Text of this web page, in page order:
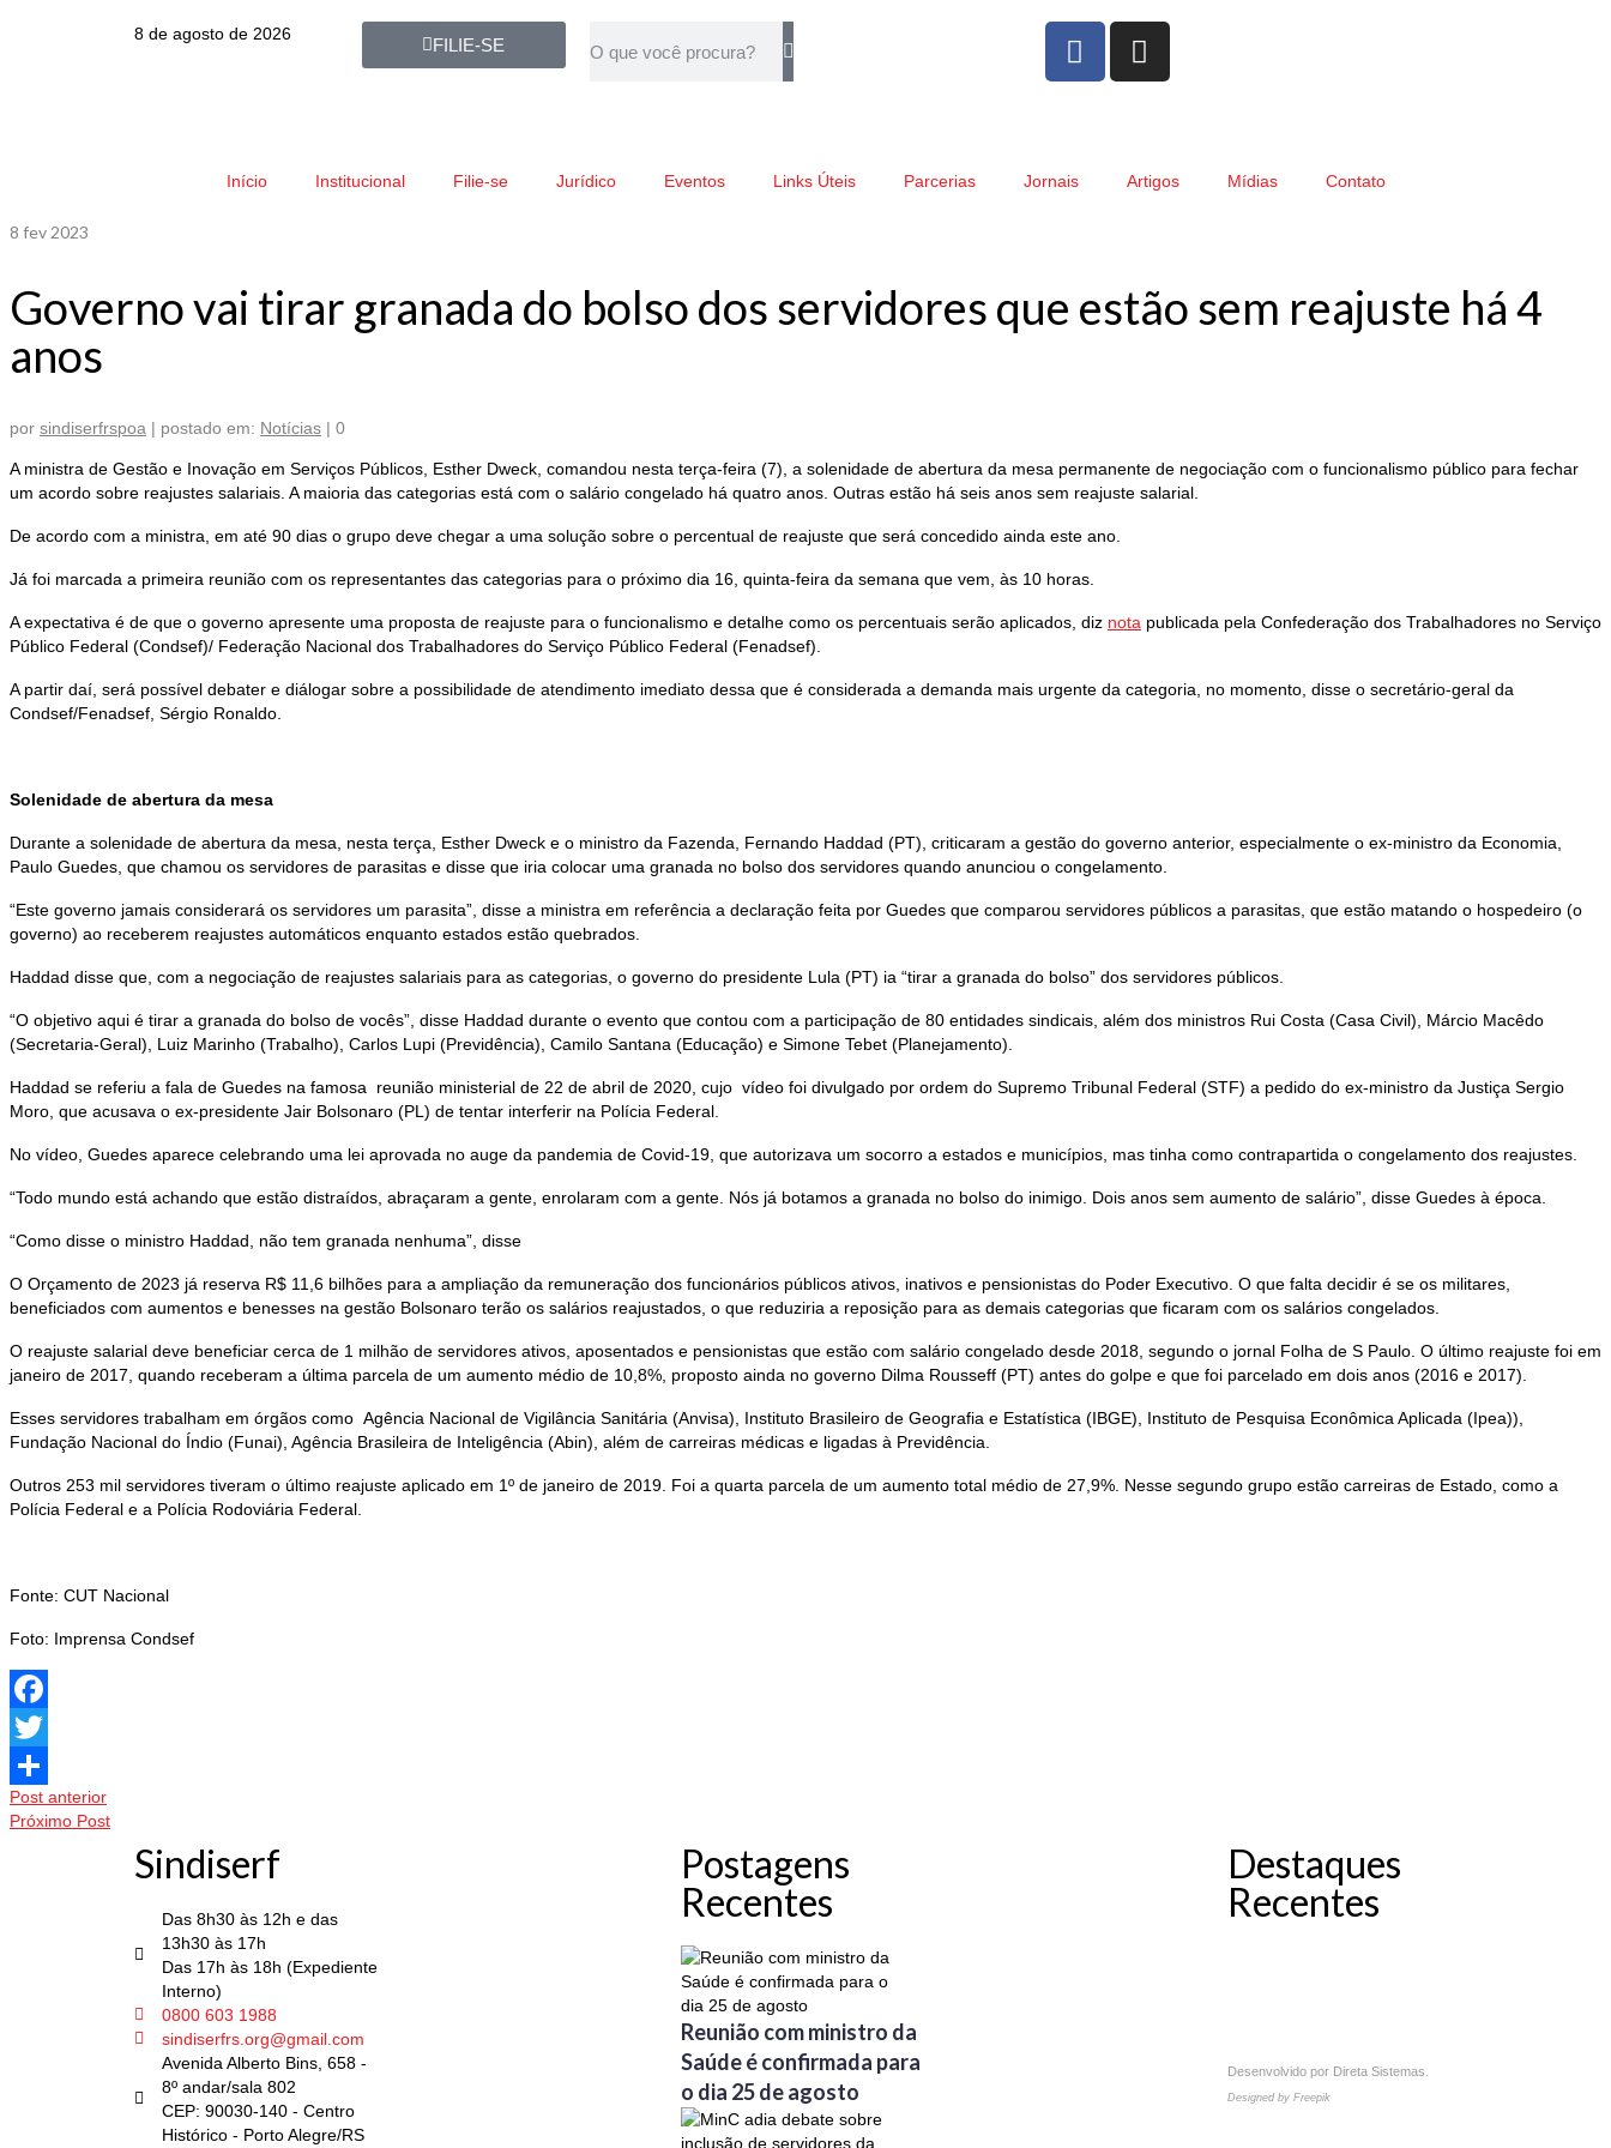
8 de agosto de 2026
FILIE-SE
Início Institucional Filie-se Jurídico Eventos Links Úteis Parcerias Jornais Artigos Mídias Contato
8 fev 2023
Governo vai tirar granada do bolso dos servidores que estão sem reajuste há 4
anos
por sindiserfrspoa | postado em: Notícias | 0
A ministra de Gestão e Inovação em Serviços Públicos, Esther Dweck, comandou nesta terça-feira (7), a solenidade de abertura da mesa permanente de negociação com o funcionalismo público para fechar
um acordo sobre reajustes salariais. A maioria das categorias está com o salário congelado há quatro anos. Outras estão há seis anos sem reajuste salarial.
De acordo com a ministra, em até 90 dias o grupo deve chegar a uma solução sobre o percentual de reajuste que será concedido ainda este ano.
Já foi marcada a primeira reunião com os representantes das categorias para o próximo dia 16, quinta-feira da semana que vem, às 10 horas.
A expectativa é de que o governo apresente uma proposta de reajuste para o funcionalismo e detalhe como os percentuais serão aplicados, diz nota publicada pela Confederação dos Trabalhadores no Serviço
Público Federal (Condsef)/ Federação Nacional dos Trabalhadores do Serviço Público Federal (Fenadsef).
A partir daí, será possível debater e diálogar sobre a possibilidade de atendimento imediato dessa que é considerada a demanda mais urgente da categoria, no momento, disse o secretário-geral da
Condsef/Fenadsef, Sérgio Ronaldo.
Solenidade de abertura da mesa
Durante a solenidade de abertura da mesa, nesta terça, Esther Dweck e o ministro da Fazenda, Fernando Haddad (PT), criticaram a gestão do governo anterior, especialmente o ex-ministro da Economia,
Paulo Guedes, que chamou os servidores de parasitas e disse que iria colocar uma granada no bolso dos servidores quando anunciou o congelamento.
“Este governo jamais considerará os servidores um parasita”, disse a ministra em referência a declaração feita por Guedes que comparou servidores públicos a parasitas, que estão matando o hospedeiro (o
governo) ao receberem reajustes automáticos enquanto estados estão quebrados.
Haddad disse que, com a negociação de reajustes salariais para as categorias, o governo do presidente Lula (PT) ia “tirar a granada do bolso” dos servidores públicos.
“O objetivo aqui é tirar a granada do bolso de vocês”, disse Haddad durante o evento que contou com a participação de 80 entidades sindicais, além dos ministros Rui Costa (Casa Civil), Márcio Macêdo
(Secretaria-Geral), Luiz Marinho (Trabalho), Carlos Lupi (Previdência), Camilo Santana (Educação) e Simone Tebet (Planejamento).
Haddad se referiu a fala de Guedes na famosa reunião ministerial de 22 de abril de 2020, cujo vídeo foi divulgado por ordem do Supremo Tribunal Federal (STF) a pedido do ex-ministro da Justiça Sergio
Moro, que acusava o ex-presidente Jair Bolsonaro (PL) de tentar interferir na Polícia Federal.
No vídeo, Guedes aparece celebrando uma lei aprovada no auge da pandemia de Covid-19, que autorizava um socorro a estados e municípios, mas tinha como contrapartida o congelamento dos reajustes.
“Todo mundo está achando que estão distraídos, abraçaram a gente, enrolaram com a gente. Nós já botamos a granada no bolso do inimigo. Dois anos sem aumento de salário”, disse Guedes à época.
“Como disse o ministro Haddad, não tem granada nenhuma”, disse
O Orçamento de 2023 já reserva R$ 11,6 bilhões para a ampliação da remuneração dos funcionários públicos ativos, inativos e pensionistas do Poder Executivo. O que falta decidir é se os militares,
beneficiados com aumentos e benesses na gestão Bolsonaro terão os salários reajustados, o que reduziria a reposição para as demais categorias que ficaram com os salários congelados.
O reajuste salarial deve beneficiar cerca de 1 milhão de servidores ativos, aposentados e pensionistas que estão com salário congelado desde 2018, segundo o jornal Folha de S Paulo. O último reajuste foi em
janeiro de 2017, quando receberam a última parcela de um aumento médio de 10,8%, proposto ainda no governo Dilma Rousseff (PT) antes do golpe e que foi parcelado em dois anos (2016 e 2017).
Esses servidores trabalham em órgãos como Agência Nacional de Vigilância Sanitária (Anvisa), Instituto Brasileiro de Geografia e Estatística (IBGE), Instituto de Pesquisa Econômica Aplicada (Ipea)),
Fundação Nacional do Índio (Funai), Agência Brasileira de Inteligência (Abin), além de carreiras médicas e ligadas à Previdência.
Outros 253 mil servidores tiveram o último reajuste aplicado em 1º de janeiro de 2019. Foi a quarta parcela de um aumento total médio de 27,9%. Nesse segundo grupo estão carreiras de Estado, como a
Polícia Federal e a Polícia Rodoviária Federal.
Fonte: CUT Nacional
Foto: Imprensa Condsef
Facebook
Twitter
Share
Post anterior
Próximo Post
Sindiserf
Das 8h30 às 12h e das
13h30 às 17h
Das 17h às 18h (Expediente
Interno)
0800 603 1988
sindiserfrs.org@gmail.com
Avenida Alberto Bins, 658 -
8º andar/sala 802
CEP: 90030-140 - Centro
Histórico - Porto Alegre/RS
Postagens
Recentes
Reunião com ministro da
Saúde é confirmada para
o dia 25 de agosto
Destaques
Recentes
Desenvolvido por Direta Sistemas
Designed by Freepik